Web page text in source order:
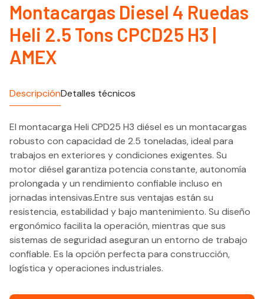
Montacargas Diesel 4 Ruedas
Heli 2.5 Tons CPCD25 H3 |
AMEX
DescripciónDetalles técnicos
El montacarga Heli CPD25 H3 diésel es un montacargas
robusto con capacidad de 2.5 toneladas, ideal para
trabajos en exteriores y condiciones exigentes. Su
motor diésel garantiza potencia constante, autonomía
prolongada y un rendimiento confiable incluso en
jornadas intensivas.Entre sus ventajas están su
resistencia, estabilidad y bajo mantenimiento. Su diseño
ergonómico facilita la operación, mientras que sus
sistemas de seguridad aseguran un entorno de trabajo
confiable. Es la opción perfecta para construcción,
logística y operaciones industriales.